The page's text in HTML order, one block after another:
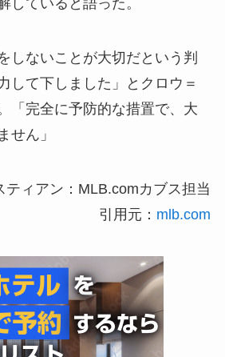
していると語った。
しないことが大切だという判
して下しました」とクロウ＝
「完全に予防的な措置で、大
せん」
ティアン：MLB.comカブス担当
引用元： mlb.com